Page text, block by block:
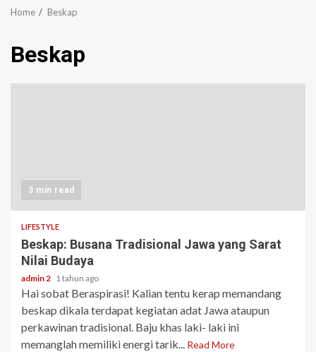
Home Beskap
Beskap
3 min read
LIFESTYLE
Beskap: Busana Tradisional Jawa yang Sarat
Nilai Budaya
admin 2 1 tahun ago
Hai sobat Beraspirasi! Kalian tentu kerap memandang
beskap dikala terdapat kegiatan adat Jawa ataupun
perkawinan tradisional. Baju khas laki- laki ini
memanglah memiliki energi tarik...
Read More